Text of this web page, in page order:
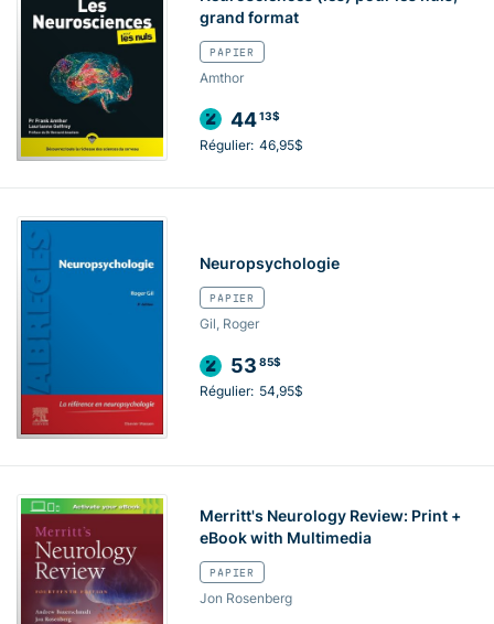
grand format
PAPIER
Amthor
4413$
Régulier: 46,95$
Neuropsychologie
PAPIER
Gil, Roger
53 85$
Régulier: 54,95$
Merritt's Neurology Review: Print +
eBook with Multimedia
PAPIER
Jon Rosenberg